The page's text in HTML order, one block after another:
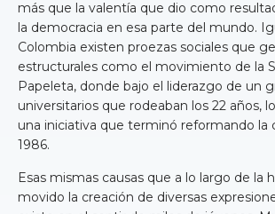
más que la valentía que dio como
la democracia en esa parte del mundo.
Colombia existen proezas sociales que
estructurales como el movimiento de la
Papeleta, donde bajo el liderazgo de un
universitarios que rodeaban los 22 años,
una iniciativa que terminó reformando la
1986.
Esas mismas causas que a lo largo de la
movido la creación de diversas